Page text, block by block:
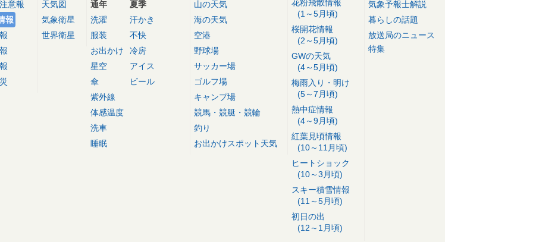
意報
報
天気図
気象衛星
世界衛星
通年
洗濯
服装
お出かけ
星空
傘
紫外線
体感温度
洗車
睡眠
夏季
汗かき
不快
冷房
アイス
ビール
山の天気
海の天気
空港
野球場
サッカー場
ゴルフ場
キャンプ場
競馬・競艇・競輪
釣り
お出かけスポット天気
花粉飛散情報
(1～5月頃)
桜開花情報
(2～5月頃)
GWの天気
(4～5月頃)
梅雨入り・明け
(5～7月頃)
熱中症情報
(4～9月頃)
紅葉見頃情報
(10～11月頃)
ヒートショック
(10～3月頃)
スキー積雪情報
(11～5月頃)
初日の出
(12～1月頃)
気象予報士解説
暮らしの話題
放送局のニュース
特集